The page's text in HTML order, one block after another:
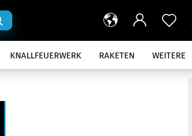
Suche...
KNALLFEUERWERK RAKETEN WEITERE